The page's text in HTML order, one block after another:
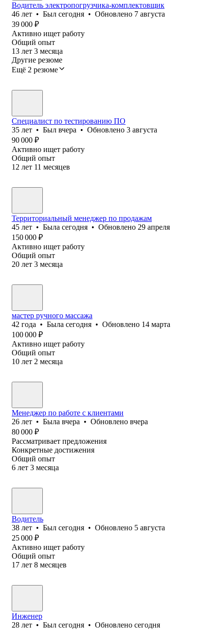
Водитель электропогрузчика-комплектовщик
46 лет • Был сегодня • Обновлено 7 августа
39 000 ₽
Активно ищет работу
Общий опыт
13 лет 3 месяца
Другие резюме
Ещё 2 резюме
Специалист по тестированию ПО
35 лет • Был вчера • Обновлено 3 августа
90 000 ₽
Активно ищет работу
Общий опыт
12 лет 11 месяцев
Территориальный менеджер по продажам
45 лет • Была сегодня • Обновлено 29 апреля
150 000 ₽
Активно ищет работу
Общий опыт
20 лет 3 месяца
мастер ручного массажа
42 года • Была сегодня • Обновлено 14 марта
100 000 ₽
Активно ищет работу
Общий опыт
10 лет 2 месяца
Менеджер по работе с клиентами
26 лет • Была вчера • Обновлено вчера
80 000 ₽
Рассматривает предложения
Конкретные достижения
Общий опыт
6 лет 3 месяца
Водитель
38 лет • Был сегодня • Обновлено 5 августа
25 000 ₽
Активно ищет работу
Общий опыт
17 лет 8 месяцев
Инженер
28 лет • Был сегодня • Обновлено сегодня